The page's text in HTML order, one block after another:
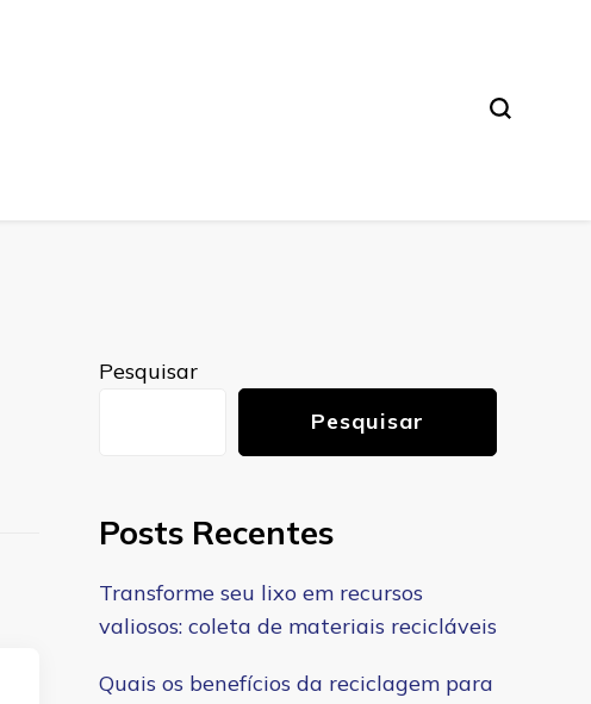
Pesquisar
Pesquisar
Posts Recentes
Transforme seu lixo em recursos
valiosos: coleta de materiais recicláveis
Quais os benefícios da reciclagem para